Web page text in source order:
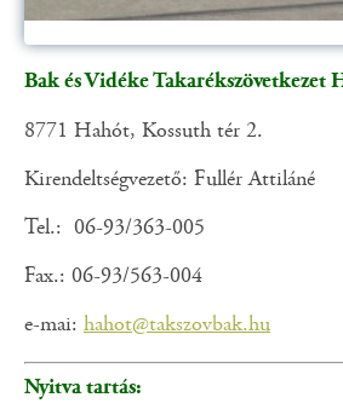
Bak és Vidéke Takarékszövetkezet
8771 Hahót, Kossuth tér 2.
Kirendeltségvezető: Fullér Attiláné
Tel.: 06-93/363-005
Fax.: 06-93/563-004
e-mai: hahot@takszovbak.hu
Nyitva tartás: